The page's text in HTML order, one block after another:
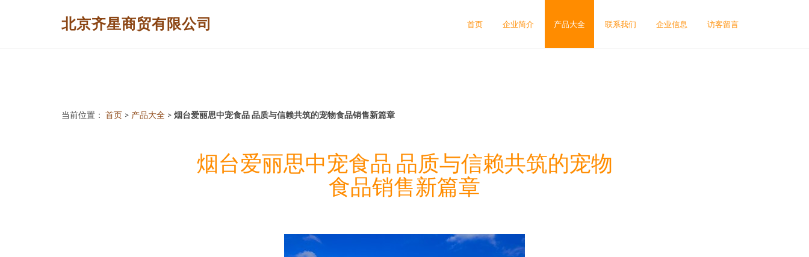
北京齐星商贸有限公司 首页 企业简介 产品大全 联系我们 企业信息 访客留言
当前位置： 首页 > 产品大全 > 烟台爱丽思中宠食品 品质与信赖共筑的宠物食品销售新篇章
烟台爱丽思中宠食品 品质与信赖共筑的宠物
食品销售新篇章